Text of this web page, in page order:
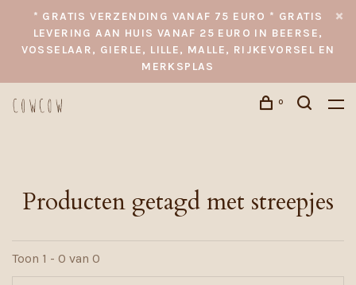
* GRATIS VERZENDING VANAF 75 EURO * GRATIS
LEVERING AAN HUIS VANAF 25 EURO IN BEERSE,
VOSSELAAR, GIERLE, LILLE, MALLE, RIJKEVORSEL EN
MERKSPLAS
0
Producten getagd met streepjes
Toon 1 - 0 van 0